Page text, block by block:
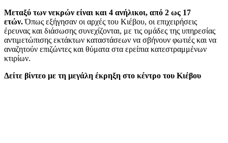
Μεταξύ των νεκρών είναι και 4 ανήλικοι, από 2 ως 17
ετών.Όπως εξήγησαν οι αρχές του Κιέβου, οι επιχειρήσεις
έρευνας και διάσωσης συνεχίζονται, με τις ομάδες της υπηρεσίας
αντιμετώπισης εκτάκτων καταστάσεων να σβήνουν φωτιές και να
αναζητούν επιζώντες και θύματα στα ερείπια κατεστραμμένων
κτιρίων.
Δείτε βίντεο με τη μεγάλη έκρηξη στο κέντρο του Κιέβου